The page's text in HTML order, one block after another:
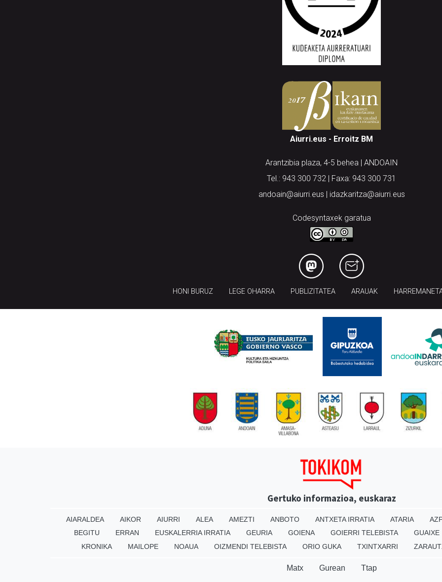
Aiurri.eus - Erroitz BM
Arantzibia plaza, 4-5 behea | ANDOAIN
Tel.: 943 300 732 | Faxa: 943 300 731
andoain@aiurri.eus | idazkaritza@aiurri.eus
Codesyntaxek garatua
HONI BURUZ LEGE OHARRA PUBLIZITATEA ARAUAK
Gertuko informazioa, euskaraz
AIARALDEA AIKOR AIURRI ALEA AMEZTI ANBOTO ANTXETA IRRATIA ATARIA
BEGITU
ERRAN EUSKALERRIA IRRATIA GEURIA GOIENA GOIERRI TELEBISTA
GUAIXE
KRONIKA
MAILOPE NOAUA OIZMENDI TELEBISTA ORIO GUKA TXINTXARRI
Matx Gurean Ttap